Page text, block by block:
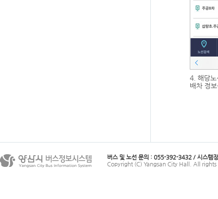
4. 해당노
배차 정
버스 및 노선 문의 : 055-392-3432 / 시스템
Copyright (C) Yangsan City Hall. All